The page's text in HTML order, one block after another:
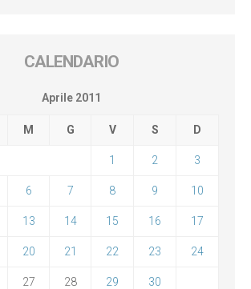
CALENDARIO
Aprile 2011
M G V S D
1 2 3
6 7 8 9 10
13 14 15 16 17
20 21 22 23 24
27 28 29 30